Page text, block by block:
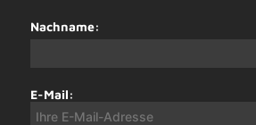
Nachname:
E-Mail: